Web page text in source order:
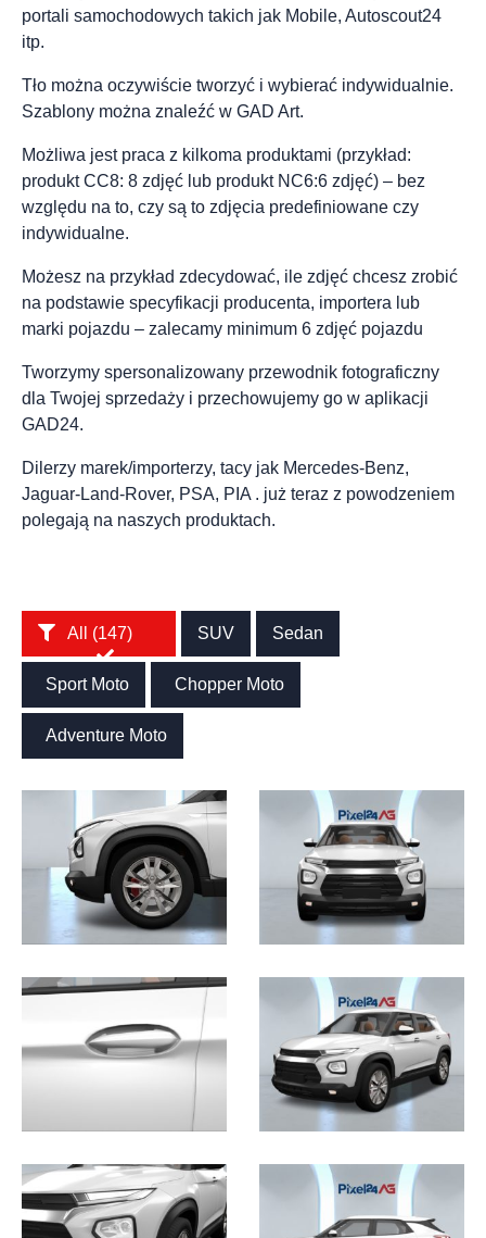
portali samochodowych takich jak Mobile, Autoscout24
itp.
Tło można oczywiście tworzyć i wybierać indywidualnie.
Szablony można znaleźć w GAD Art.
Możliwa jest praca z kilkoma produktami (przykład:
produkt CC8: 8 zdjęć lub produkt NC6:6 zdjęć) – bez
względu na to, czy są to zdjęcia predefiniowane czy
indywidualne.
Możesz na przykład zdecydować, ile zdjęć chcesz zrobić
na podstawie specyfikacji producenta, importera lub
marki pojazdu – zalecamy minimum 6 zdjęć pojazdu
Tworzymy spersonalizowany przewodnik fotograficzny
dla Twojej sprzedaży i przechowujemy go w aplikacji
GAD24.
Dilerzy marek/importerzy, tacy jak Mercedes-Benz,
Jaguar-Land-Rover, PSA, PIA . już teraz z powodzeniem
polegają na naszych produktach.
All (147) SUV Sedan
Sport Moto Chopper Moto
Adventure Moto